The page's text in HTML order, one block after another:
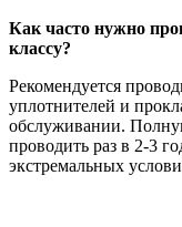
Как часто нужно
классу?
Рекомендуется
уплотнителей и
обслуживании.
проводить раз в 2-3
экстремальных